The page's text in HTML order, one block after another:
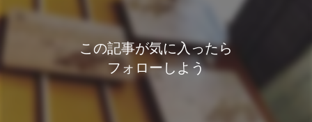
この記事が気に入ったら
フォローしよう